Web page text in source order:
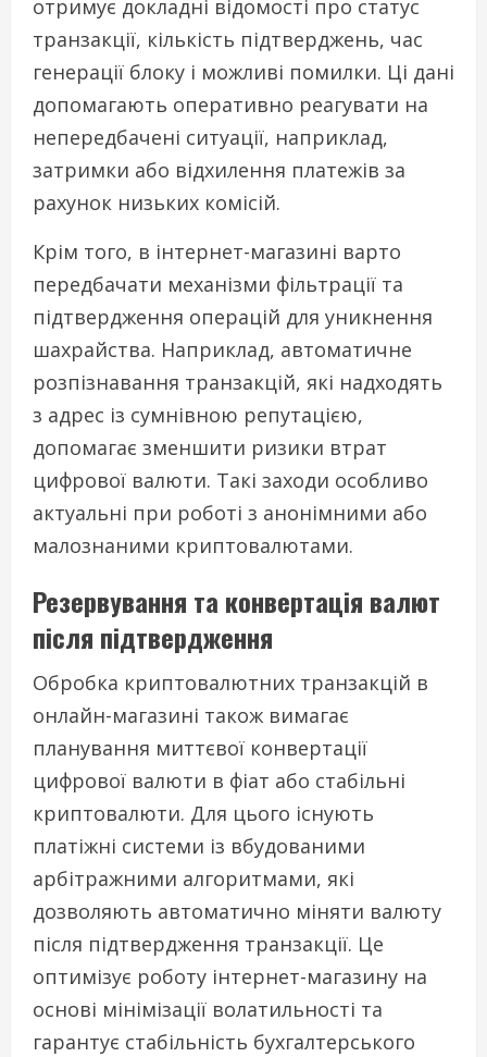
отримує докладні відомості про статус
транзакції, кількість підтверджень, час
генерації блоку і можливі помилки. Ці дані
допомагають оперативно реагувати на
непередбачені ситуації, наприклад,
затримки або відхилення платежів за
рахунок низьких комісій.
Крім того, в інтернет-магазині варто
передбачати механізми фільтрації та
підтвердження операцій для уникнення
шахрайства. Наприклад, автоматичне
розпізнавання транзакцій, які надходять
з адрес із сумнівною репутацією,
допомагає зменшити ризики втрат
цифрової валюти. Такі заходи особливо
актуальні при роботі з анонімними або
малознаними криптовалютами.
Резервування та конвертація валют
після підтвердження
Обробка криптовалютних транзакцій в
онлайн-магазині також вимагає
планування миттєвої конвертації
цифрової валюти в фіат або стабільні
криптовалюти. Для цього існують
платіжні системи із вбудованими
арбітражними алгоритмами, які
дозволяють автоматично міняти валюту
після підтвердження транзакції. Це
оптимізує роботу інтернет-магазину на
основі мінімізації волатильності та
гарантує стабільність бухгалтерського